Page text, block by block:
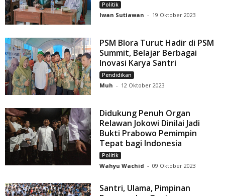
Politik
Iwan Sutiawan - 19 Oktober 2023
PSM Blora Turut Hadir di PSM
Summit, Belajar Berbagai
Inovasi Karya Santri
Pendidikan
Muh - 12 Oktober 2023
Didukung Penuh Organ
Relawan Jokowi Dinilai Jadi
Bukti Prabowo Pemimpin
Tepat bagi Indonesia
Politik
Wahyu Wachid - 09 Oktober 2023
Santri, Ulama, Pimpinan